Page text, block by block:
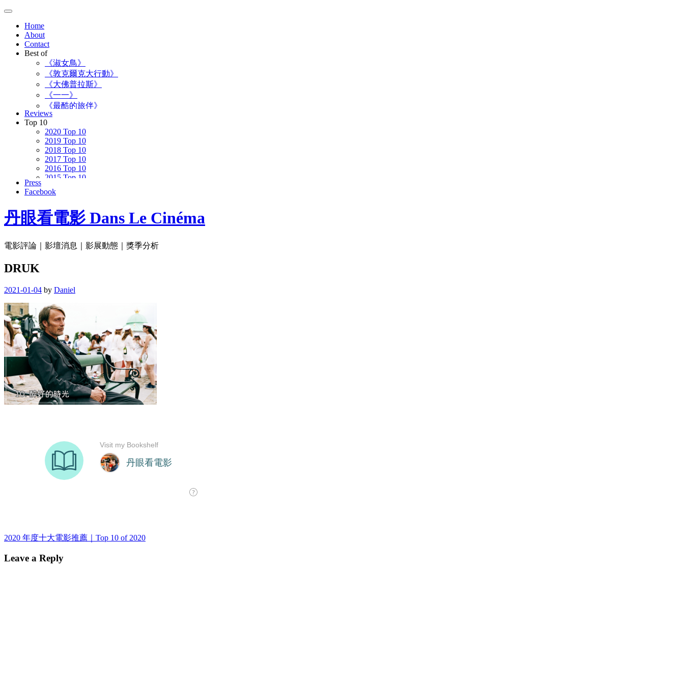
Skip
contentHome
About
Contact
Best of
《淑女鳥》
《敦克爾克大行動》
《大佛普拉斯》
《一一》
《最酷的旅伴》
《登月先鋒》
Reviews
Top 10
2020 Top 10
2019 Top 10
2018 Top 10
2017 Top 10
2016 Top 10
2015 Top 10
2013 Top 10
Press
Facebook
丹眼看電影 Dans Le Cinéma
電影評論｜影壇消息｜影展動態｜獎季分析
DRUK
2021-01-04 by Daniel
Post
navigation
2020 年度十大電影推薦｜Top 10 of 2020
Leave a Reply